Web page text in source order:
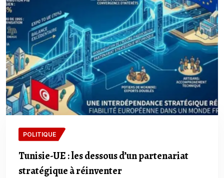
POLITIQUE
Tunisie-UE : les dessous d’un partenariat
stratégique à réinventer